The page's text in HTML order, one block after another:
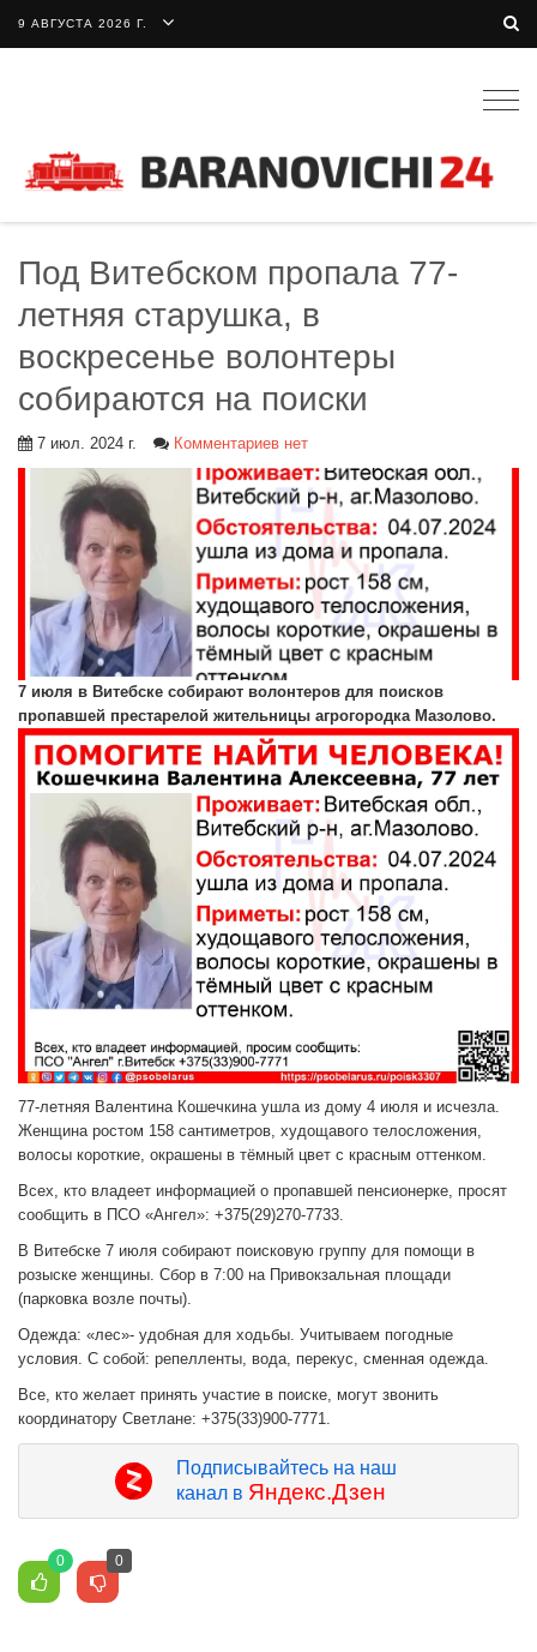
9 АВГУСТА 2026 Г.
Под Витебском пропала 77-
летняя старушка, в
воскресенье волонтеры
собираются на поиски
7 июл. 2024 г. Комментариев нет
7 июля в Витебске собирают волонтеров для поисков
пропавшей престарелой жительницы агрогородка Мазолово.
77-летняя Валентина Кошечкина ушла из дому 4 июля и исчезла.
Женщина ростом 158 сантиметров, худощавого телосложения,
волосы короткие, окрашены в тёмный цвет с красным оттенком.
Всех, кто владеет информацией о пропавшей пенсионерке, просят
сообщить в ПСО «Ангел»: +375(29)270-7733.
В Витебске 7 июля собирают поисковую группу для помощи в
розыске женщины. Сбор в 7:00 на Привокзальная площади
(парковка возле почты).
Одежда: «лес»- удобная для ходьбы. Учитываем погодные
условия. С собой: репелленты, вода, перекус, сменная одежда.
Все, кто желает принять участие в поиске, могут звонить
координатору Светлане: +375(33)900-7771.
Подписывайтесь на наш
канал в Яндекс.Дзен
0 0